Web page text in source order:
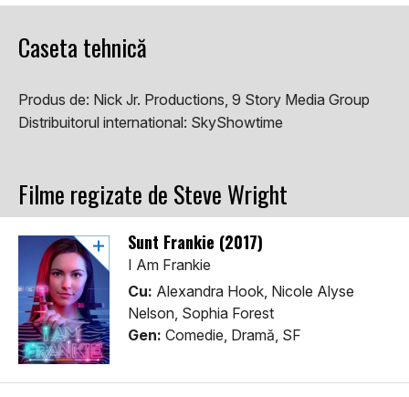
Caseta tehnică
Produs de: Nick Jr. Productions, 9 Story Media Group
Distribuitorul international: SkyShowtime
Filme regizate de Steve Wright
Sunt Frankie (2017)
I Am Frankie
Cu: Alexandra Hook, Nicole Alyse
Nelson, Sophia Forest
Gen: Comedie, Dramă, SF